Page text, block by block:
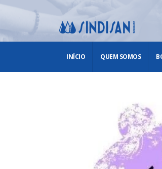
INÍCIO QUEM SOMOS